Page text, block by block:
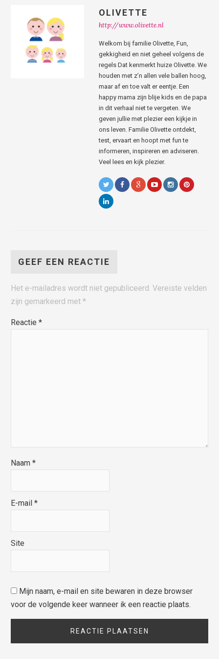
OLIVETTE
http://www.olivette.nl
Welkom bij familie Olivette, Fun,
gekkigheid en niet geheel volgens de
regels Dat kenmerkt huize Olivette. We
houden met z’n allen vele ballen hoog,
maar af en toe valt er eentje. Een
happy mama zijn blije kids en de papa
in dit verhaal niet te vergeten. We
geven jullie met plezier een kijkje in
ons leven. Familie Olivette ontdekt,
test, ervaart en hoopt met fun te
informeren, inspireren en adviseren.
Veel lees en kijk plezier.
GEEF EEN REACTIE
Het e-mailadres wordt niet gepubliceerd. Vereiste velden
zijn gemarkeerd met*
Reactie*
Naam*
E-mail*
Site
Mijn naam, e-mail en site bewaren in deze browser
voor de volgende keer wanneer ik een reactie plaats.